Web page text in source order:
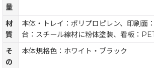
量
材
質
本体・トレイ：ポリプロピレン、印刷面
台：スチール線材に粉体塗装、看板：
そ
の
本体規格色：ホワイト・ブラック